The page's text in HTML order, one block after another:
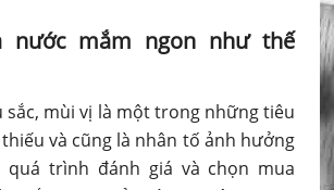
nước mắm ngon như thế
sắc, mùi vị là một trong những tiêu
và cũng là nhân tố ảnh hưởng
trình đánh giá và chọn mua